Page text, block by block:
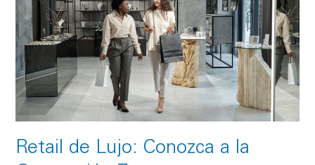
Retail de Lujo: Conozca a la
a
la
Generación
Z